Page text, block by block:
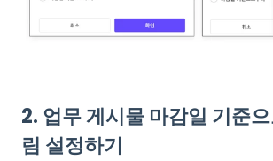
2. 업무 게시물 마감일 기준
림 설정하기